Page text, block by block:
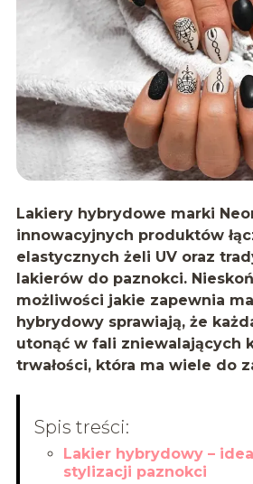
Lakiery hybrydowe marki
innowacyjnych produktów
elastycznych żeli UV oraz
lakierów do paznokci.
możliwości jakie zapewnia
hybrydowy sprawiają, że
utonąć w fali zniewalających
trwałości, która ma wiele do
Spis treści:
Lakier hybrydowy –
stylizacji paznokci